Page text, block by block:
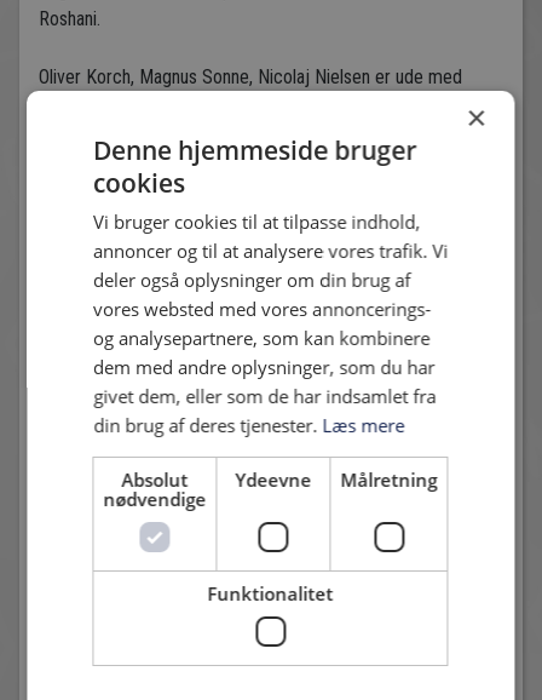
Roshani.
Oliver Korch, Magnus Sonne, Nicolaj Nielsen er ude med
Træner Thomas Vesth Hansen: "Så har vi endelig en
hjemmekamp igen, og den bliver spændende. B93 er jo også
en traditionsklub, og har en nedrykning, de skal se at få på
afstand. Vi vil på den anden side, gøre en god figur, og slutte
godt af i de sidste 5 kampe, så fundamentet til næste sæson
bliver godt. Så alt i alt, er der lagt op til et spændende opgør.
B93 har en fin offensiv, og de er godt organiseret, så de har
fået styr på det. Vi skal følge op på de seneste gode
resultater, og holde fast i de ting vi gør godt."
Andre nyheder
×
Denne hjemmeside bruger
cookies
Vi bruger cookies til at tilpasse indhold,
annoncer og til at analysere vores trafik. Vi
deler også oplysninger om din brug af
vores websted med vores annoncerings-
og analysepartnere, som kan kombinere
dem med andre oplysninger, som du har
givet dem, eller som de har indsamlet fra
din brug af deres tjenester. Læs mere
Absolut
nødvendige
Ydeevne Målretning
Funktionalitet